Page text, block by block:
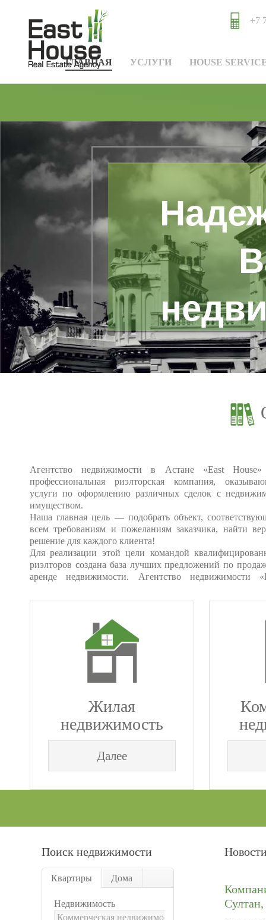
+7
ГЛАВНАЯ УСЛУГИ HOUSE
Агентство недвижимости в Астане «East
профессиональная риэлторская компания,
услуги по оформлению различных сделок с
имуществом.
Наша главная цель — подобрать объект,
всем требованиям и пожеланиям заказчика, найти
решение для каждого клиента!
Для реализации этой цели командой
риэлторов создана база лучших предложений по
аренде недвижимости. Агентство недвижимости
ценам, что значительно повышает репутацию
Жилая
недвижимость
Далее
Поиск недвижимости
Квартиры Дома
Недвижимость